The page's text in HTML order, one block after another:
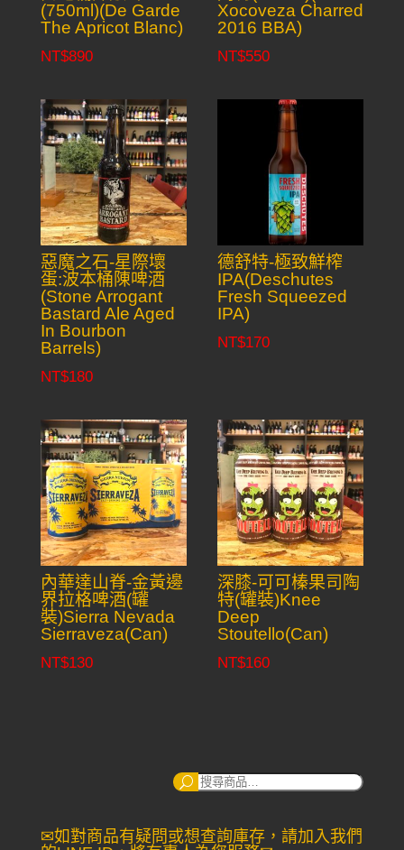
(750ml)(De Garde
The Apricot Blanc)
NT$890
Xocoveza Charred
2016 BBA)
NT$550
惡魔之石-星際壞
蛋:波本桶陳啤酒
(Stone Arrogant
Bastard Ale Aged
In Bourbon
Barrels)
NT$180
德舒特-極致鮮榨
IPA(Deschutes
Fresh Squeezed
IPA)
NT$170
內華達山脊-金黃邊
界拉格啤酒(罐
裝)Sierra Nevada
Sierraveza(Can)
NT$130
深膝-可可榛果司陶
特(罐裝)Knee
Deep
Stoutello(Can)
NT$160
搜
✉如對商品有疑問或想查詢庫存，請加入我們